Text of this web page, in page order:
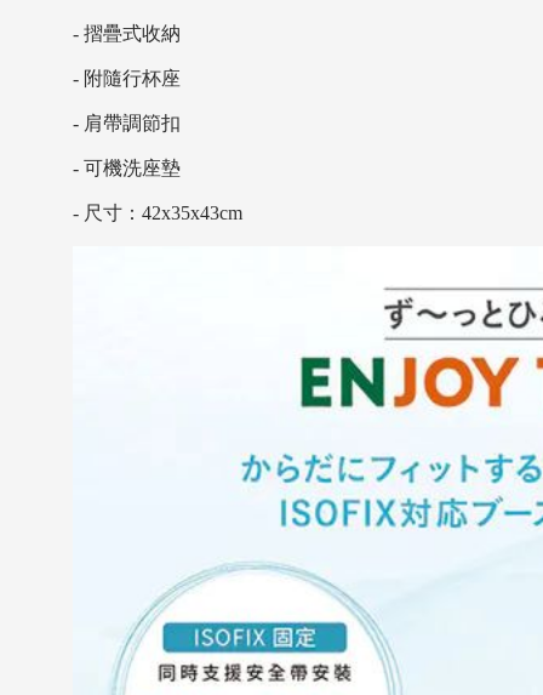
- 摺疊式收納
- 附隨行杯座
- 肩帶調節扣
- 可機洗座墊
- 尺寸：42x35x43cm